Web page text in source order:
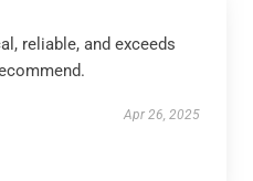
reliable, and exceeds
Apr 26, 2025